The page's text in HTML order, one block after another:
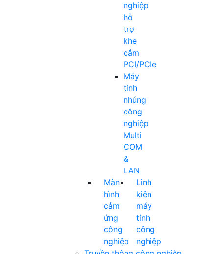
nghiệp
hỗ
trợ
khe
cắm
PCI/PCIe
Máy
tính
nhúng
công
nghiệp
Multi
COM
&
LAN
Màn
hình
cảm
ứng
công
nghiệp
Linh
kiện
máy
tính
công
nghiệp